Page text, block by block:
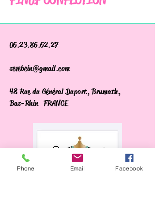
06.23.86.62.27
sevebein@gmail.com
48 Rue du Général Duport, Brumath,
Bas-Rhin FRANCE
Phone Email Facebook